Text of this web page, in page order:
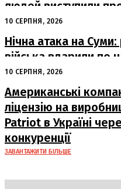
людей виступили
над українцями
10 СЕРПНЯ, 2026
Нічна атака на Суми:
війська вдарили по
об’єктам, є
10 СЕРПНЯ, 2026
Американські
ліцензію на
Patriot в Україні
конкуренції
ЗАВАНТАЖИТИ БІЛЬШЕ